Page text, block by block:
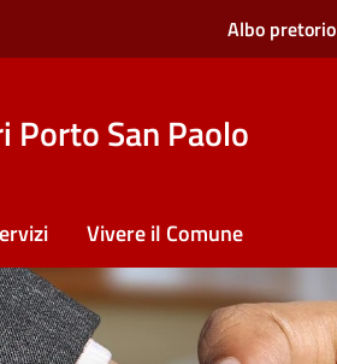
Albo pretorio
Porto San Paolo
Vivere il Comune